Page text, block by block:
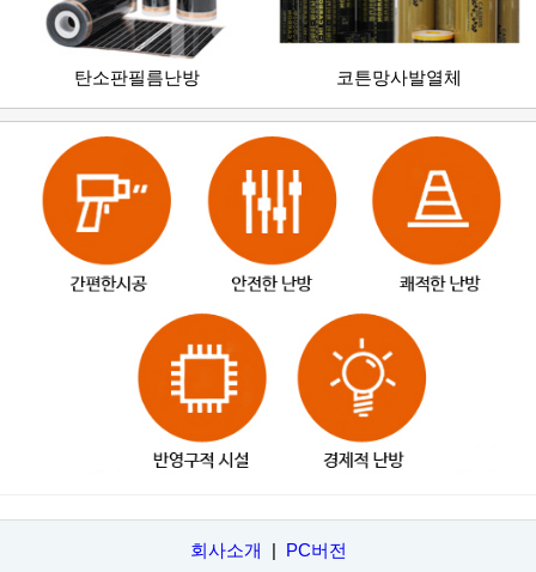
탄소판필름난방 코튼망사발열체
회사소개 | PC버전